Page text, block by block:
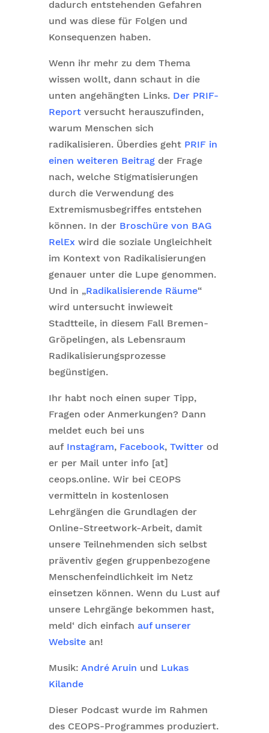
dadurch entstehenden Gefahren
und was diese für Folgen und
Konsequenzen haben.
Wenn ihr mehr zu dem Thema
wissen wollt, dann schaut in die
unten angehängten Links. Der PRIF-
Reportversucht herauszufinden,
warum Menschen sich
radikalisieren. Überdies geht PRIF in
einen weiteren Beitragder Frage
nach, welche Stigmatisierungen
durch die Verwendung des
Extremismusbegriffes entstehen
können. In der Broschüre von BAG
RelExwird die soziale Ungleichheit
im Kontext von Radikalisierungen
genauer unter die Lupe genommen.
Und in „Radikalisierende Räume“
wird untersucht inwieweit
Stadtteile, in diesem Fall Bremen-
Gröpelingen, als Lebensraum
Radikalisierungsprozesse
begünstigen.
Ihr habt noch einen super Tipp,
Fragen oder Anmerkungen? Dann
meldet euch bei uns
auf Instagram, Facebook, Twitter od
er per Mail unter info [at]
ceops.online. Wir bei CEOPS
vermitteln in kostenlosen
Lehrgängen die Grundlagen der
Online-Streetwork-Arbeit, damit
unsere Teilnehmenden sich selbst
präventiv gegen gruppenbezogene
Menschenfeindlichkeit im Netz
einsetzen können. Wenn du Lust auf
unsere Lehrgänge bekommen hast,
meld‘ dich einfach auf unserer
Website an!
Musik: André Aruin und Lukas
Kilande
Dieser Podcast wurde im Rahmen
des CEOPS-Programmes produziert.